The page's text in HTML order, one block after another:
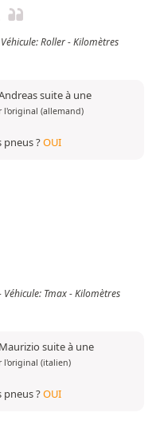
Roller - Kilomètres
suite à une
l'original (allemand)
pneus ?OUI
Tmax - Kilomètres
suite à une
l'original (italien)
pneus ?OUI